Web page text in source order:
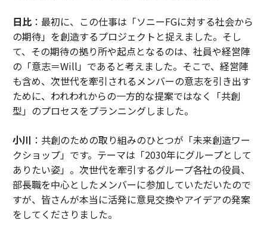
日比：最初に、この仕事は「ソニーFGに対する社会から
の期待」を創造するプロジェクトと捉えました。そし
て、その期待の拠り所や起点となるのは、社員や経営陣
の「意志＝Will」であると考えました。そこで、経営陣
も含め、次世代を牽引されるメンバーの意志を引き出す
ために、われわれからの一方的な提案ではなく「共創
型」のプロセスをプランニングしました。
小川 ：共創のための取り組みのひとつが「未来創造ワー
クショップ」です。テーマは「2030年にグループとして
ありたい姿」。次世代を牽引するグループ各社の役員、
部長職を中心としたメンバーに参加していただいたので
すが、皆さんが本当に活発に意見交換やアイデアの発案
をしてくださりました。